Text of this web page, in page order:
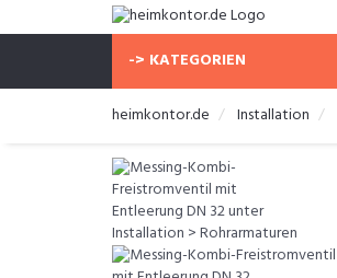
-> KATEGORIEN
heimkontor.de Installation